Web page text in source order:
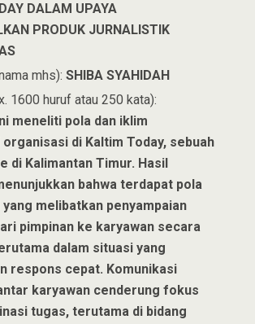
DALAM UPAYA
PRODUK JURNALISTIK
mhs):SHIBA SYAHIDAH
1600 huruf atau 250 kata):
meneliti pola dan iklim
di Kaltim Today, sebuah
di Kalimantan Timur. Hasil
bahwa terdapat pola
melibatkan penyampaian
pimpinan ke karyawan secara
dalam situasi yang
respons cepat. Komunikasi
karyawan cenderung fokus
tugas, terutama di bidang